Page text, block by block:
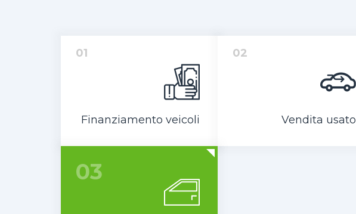
01
Finanziamento veicoli
02
Vendita usato
03